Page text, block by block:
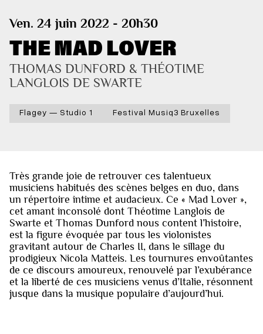
Ven. 24 juin 2022 - 20h30
THE MAD LOVER
THOMAS DUNFORD & THÉOTIME
LANGLOIS DE SWARTE
Flagey — Studio 1 Festival Musiq3 Bruxelles
Très grande joie de retrouver ces talentueux
musiciens habitués des scènes belges en duo, dans
un répertoire intime et audacieux. Ce « Mad Lover »,
cet amant inconsolé dont Théotime Langlois de
Swarte et Thomas Dunford nous content l’histoire,
est la figure évoquée par tous les violonistes
gravitant autour de Charles II, dans le sillage du
prodigieux Nicola Matteis. Les tournures envoûtantes
de ce discours amoureux, renouvelé par l’exubérance
et la liberté de ces musiciens venus d’Italie, résonnent
jusque dans la musique populaire d’aujourd’hui.